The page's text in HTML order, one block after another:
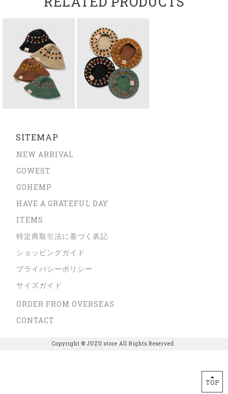
TOP
SITEMAP
NEW ARRIVAL
GOWEST
GOHEMP
HAVE A GRATEFUL DAY
ITEMS
特定商取引法に基づく表記
ショッピングガイド
プライバシーポリシー
サイズガイド
ORDER FROM OVERSEAS
CONTACT
Copyright © JUZU store All Rights Reserved.